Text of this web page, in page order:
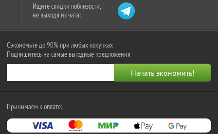
Ищите скидки поблизости,
не выходя из чата:
Сэкономьте до 90% при любых покупках
Подпишитесь на самые выгодные предложения
Принимаем к оплате: